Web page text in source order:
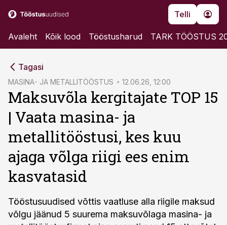
Telli
Avaleht Kõik lood Tööstusharud TARK TÖÖSTUS
Tagasi
MASINA- JA METALLITÖÖSTUS 12.06.26, 12:00
Maksuvõla kergitajate TOP 15
| Vaata masina- ja
metallitööstusi, kes kuu
ajaga võlga riigi ees enim
kasvatasid
Tööstusuudised võttis vaatluse alla riigile maksud
võlgu jäänud 5 suurema maksuvõlaga masina- ja